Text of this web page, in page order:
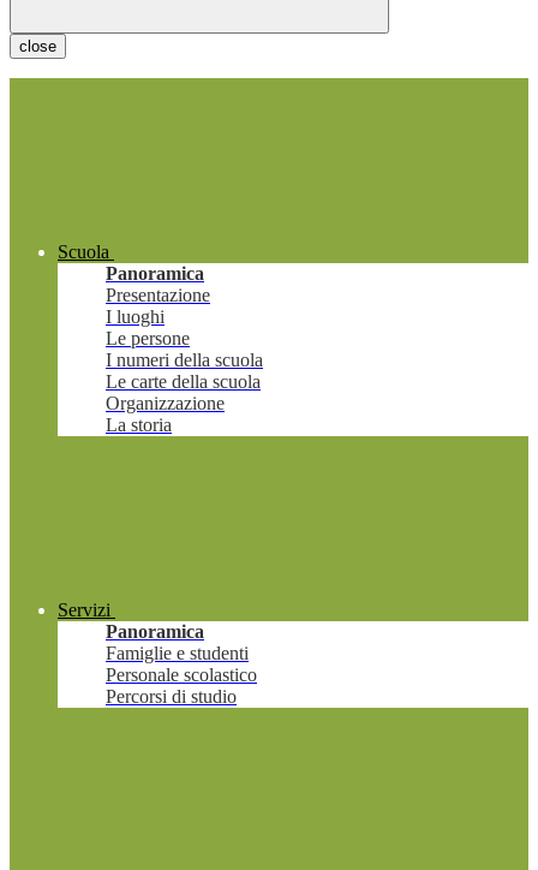
close
Scuola
Panoramica
Presentazione
I luoghi
Le persone
I numeri della scuola
Le carte della scuola
Organizzazione
La storia
Servizi
Panoramica
Famiglie e studenti
Personale scolastico
Percorsi di studio